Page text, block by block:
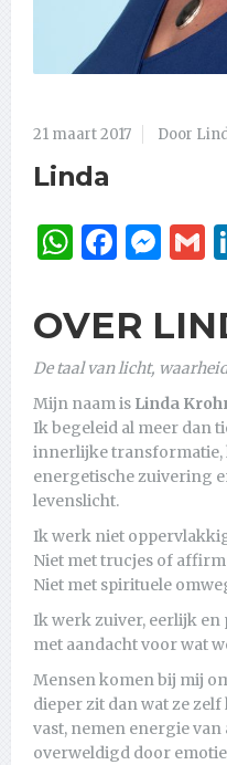
21 maart 2017 Door
Linda
OVER
De taal van licht,
Mijn naam is Linda
Ik begeleid al meer dan
innerlijke transformatie,
energetische zuivering
levenslicht.
Ik werk niet
Niet met trucjes of
Niet met spirituele
Ik werk zuiver, eerlijk en
met aandacht voor wat
Mensen komen bij mij
dieper zit dan wat ze
vast, nemen energie
overweldigd door